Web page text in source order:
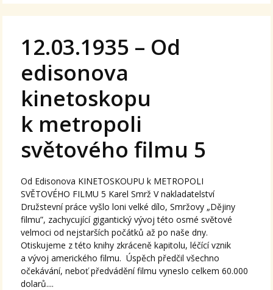
12.03.1935 – Od
edisonova
kinetoskopu
k metropoli
světového filmu 5
Od Edisonova KINETOSKOUPU k METROPOLI
SVĚTOVÉHO FILMU 5 Karel Smrž V nakladatelství
Družstevní práce vyšlo loni velké dílo, Smržovy „Dějiny
filmu”, zachycující gigantický vývoj této osmé světové
velmoci od nejstarších počátků až po naše dny.
Otiskujeme z této knihy zkráceně kapitolu, léčící vznik
a vývoj amerického filmu. Úspěch předčil všechno
očekávání, neboť předvádění filmu vyneslo celkem 60.000
dolarů....